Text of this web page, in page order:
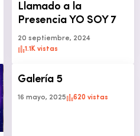
Llamado a la
Presencia YO SOY 7
20 septiembre, 2024
1.1K vistas
Galería 5
16 mayo, 2025 620 vistas